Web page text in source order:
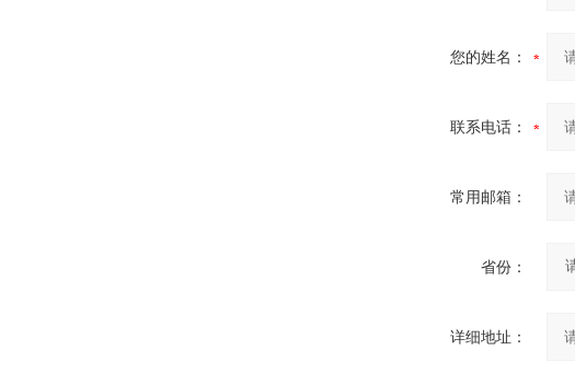
您的姓名：
联系电话：
常用邮箱：
省份：
详细地址：